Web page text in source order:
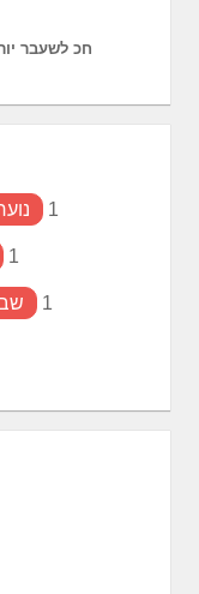
חכ לשעבר
1
1
1